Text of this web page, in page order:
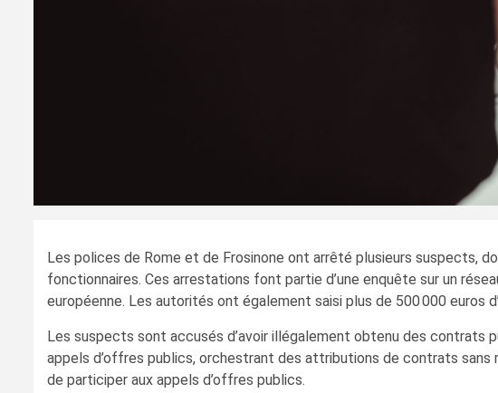
Les polices de Rome et de Frosinone ont arrêté plusieurs suspects,
fonctionnaires. Ces arrestations font partie d’une enquête sur un
européenne. Les autorités ont également saisi plus de 500 000
Les suspects sont accusés d’avoir illégalement obtenu des contrats
appels d’offres publics, orchestrant des attributions de contrats
de participer aux appels d’offres publics.